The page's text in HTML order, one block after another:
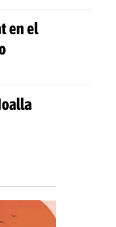
en el